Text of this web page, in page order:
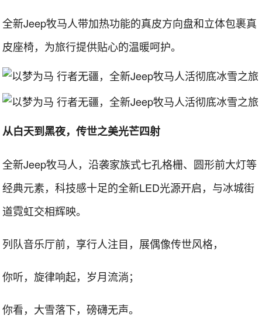
全新Jeep牧马人带加热功能的真皮方向盘和立体包裹真
皮座椅，为旅行提供贴心的温暖呵护。
从白天到黑夜，传世之美光芒四射
全新Jeep牧马人，沿袭家族式七孔格栅、圆形前大灯等
经典元素，科技感十足的全新LED光源开启，与冰城街
道霓虹交相辉映。
列队音乐厅前，享行人注目，展偶像传世风格，
你听，旋律响起，岁月流淌；
你看，大雪落下，磅礴无声。